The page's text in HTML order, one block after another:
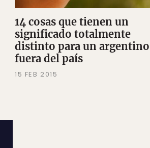
14 cosas que tienen un
significado totalmente
distinto para un argentino
fuera del país
15 FEB 2015